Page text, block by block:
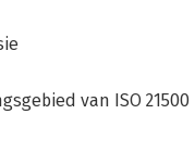
van ISO 21500